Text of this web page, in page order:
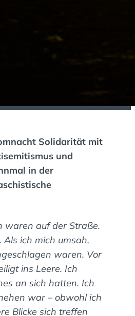
N
Solidarität mit
und
in der
waren auf der Straße.
ich mich umsah,
waren. Vor
ins Leere. Ich
an sich hatten. Ich
war – obwohl ich
Blicke sich treffen